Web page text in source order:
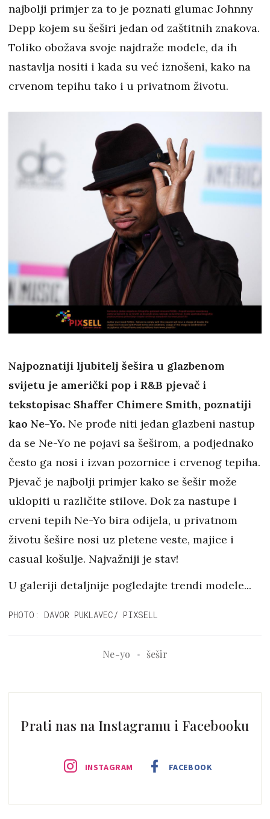
najbolji primjer za to je poznati glumac Johnny
Depp kojem su šeširi jedan od zaštitnih znakova.
Toliko obožava svoje najdraže modele, da ih
nastavlja nositi i kada su već iznošeni, kako na
crvenom tepihu tako i u privatnom životu.
Najpoznatiji ljubitelj šešira u glazbenom
svijetu je američki pop i R&B pjevač i
tekstopisac Shaffer Chimere Smith, poznatiji
kao Ne-Yo. Ne prođe niti jedan glazbeni nastup
da se Ne-Yo ne pojavi sa šeširom, a podjednako
često ga nosi i izvan pozornice i crvenog tepiha.
Pjevač je najbolji primjer kako se šešir može
uklopiti u različite stilove. Dok za nastupe i
crveni tepih Ne-Yo bira odijela, u privatnom
životu šešire nosi uz pletene veste, majice i
casual košulje. Najvažniji je stav!
U galeriji detaljnije pogledajte trendi modele...
PHOTO: DAVOR PUKLAVEC/ PIXSELL
Ne-yo šešir
Prati nas na Instagramu i Facebooku
INSTAGRAM FACEBOOK